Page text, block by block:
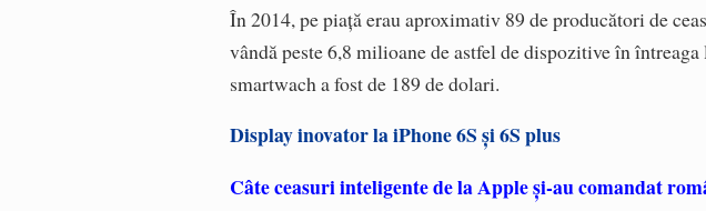
În 2014, pe piaţă erau aproximativ 89 de producători de
vândă peste 6,8 milioane de astfel de dispozitive în
smartwach a fost de 189 de dolari.
Display inovator la iPhone 6S și 6S plus
Câte ceasuri inteligente de la Apple și-au comandat